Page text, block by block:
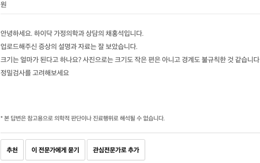
원
안녕하세요. 하이닥 가정의학과 상담의 채홍석입니다.
업로드해주신 증상의 설명과 자료는 잘 보았습니다.
크기는 얼마가 된다고 하나요? 사진으로는 크기도 작은 편은 아니고 경계도 불규칙한 것 같습니다
정밀검사를 고려해보세요
* 본 답변은 참고용으로 의학적 판단이나 진료행위로 해석될 수 없습니다.
추천 이 전문가에게 묻기 관심전문가로 추가